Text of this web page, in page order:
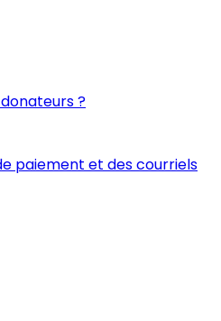
?
paiement et des courriels